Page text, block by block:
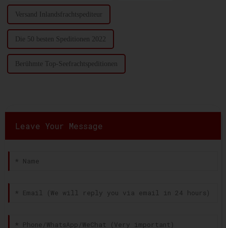
Versand Inlandsfrachtspediteur
Die 50 besten Speditionen 2022
Berühmte Top-Seefrachtspeditionen
Leave Your Message